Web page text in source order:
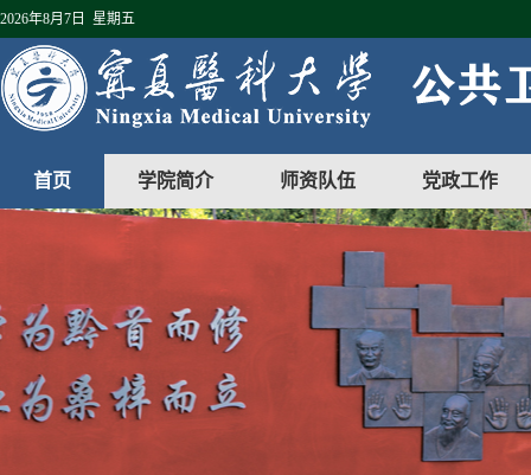
2026年8月7日 星期五
首页 学院简介 师资队伍 党政工作